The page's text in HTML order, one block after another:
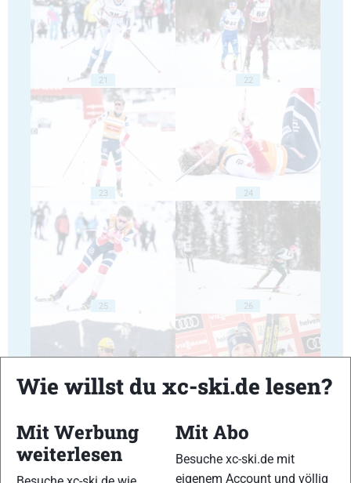
21 22
23 24
25 26
Wie willst du xc-ski.de lesen?
Mit Werbung
weiterlesen
Mit Abo
Besuche xc-ski.de mit
eigenem Account und völlig